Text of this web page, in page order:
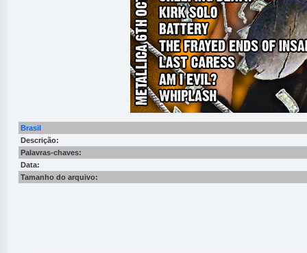
Brasil
Descrição:
Palavras-chaves:
Data:
Tamanho do arquivo: